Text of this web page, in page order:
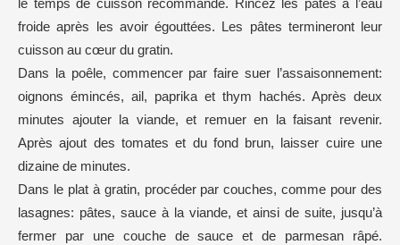
le temps de cuisson recommandé. Rincez les pâtes à l’eau
froide après les avoir égouttées. Les pâtes termineront leur
cuisson au cœur du gratin.
Dans la poêle, commencer par faire suer l’assaisonnement:
oignons émincés, ail, paprika et thym hachés. Après deux
minutes ajouter la viande, et remuer en la faisant revenir.
Après ajout des tomates et du fond brun, laisser cuire une
dizaine de minutes.
Dans le plat à gratin, procéder par couches, comme pour des
lasagnes: pâtes, sauce à la viande, et ainsi de suite, jusqu’à
fermer par une couche de sauce et de parmesan râpé.